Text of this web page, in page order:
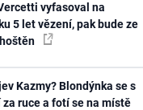
vyfasoval na
5 let vězení, pak bude ze
Kazmy? Blondýnka se s
za ruce a fotí se na místě